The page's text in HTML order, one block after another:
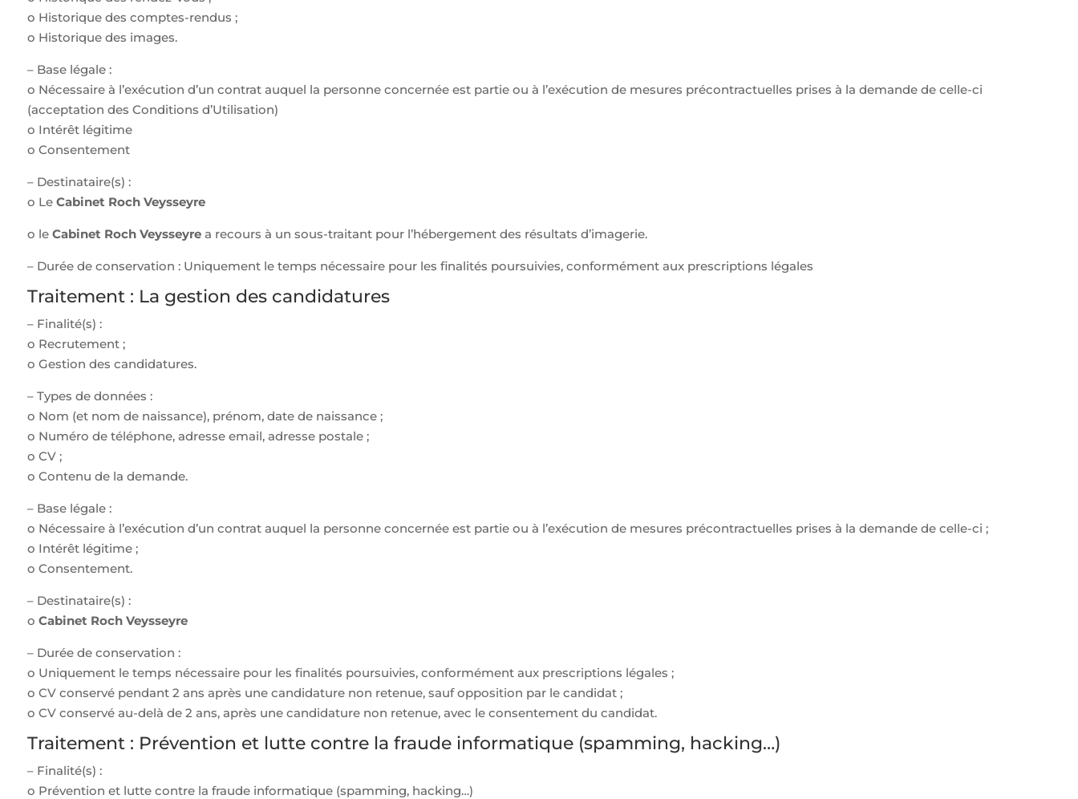
o Historique des comptes-rendus ;
o Historique des images.
– Base légale :
o Nécessaire à l’exécution d’un contrat auquel la personne concernée est partie ou à l’exécution de mesures précontractuelles prises à la demande de celle-ci
(acceptation des Conditions d’Utilisation)
o Intérêt légitime
o Consentement
– Destinataire(s) :
o Le Cabinet Roch Veysseyre
o le Cabinet Roch Veysseyrea recours à un sous-traitant pour l’hébergement des résultats d’imagerie.
– Durée de conservation : Uniquement le temps nécessaire pour les finalités poursuivies, conformément aux prescriptions légales
Traitement : La gestion des candidatures
– Finalité(s) :
o Recrutement ;
o Gestion des candidatures.
– Types de données :
o Nom (et nom de naissance), prénom, date de naissance ;
o Numéro de téléphone, adresse email, adresse postale ;
o CV ;
o Contenu de la demande.
– Base légale :
o Nécessaire à l’exécution d’un contrat auquel la personne concernée est partie ou à l’exécution de mesures précontractuelles prises à la demande de celle-ci ;
o Intérêt légitime ;
o Consentement.
– Destinataire(s) :
o Cabinet Roch Veysseyre
– Durée de conservation :
o Uniquement le temps nécessaire pour les finalités poursuivies, conformément aux prescriptions légales ;
o CV conservé pendant 2 ans après une candidature non retenue, sauf opposition par le candidat ;
o CV conservé au-delà de 2 ans, après une candidature non retenue, avec le consentement du candidat.
Traitement : Prévention et lutte contre la fraude informatique (spamming, hacking…)
– Finalité(s) :
o Prévention et lutte contre la fraude informatique (spamming, hacking…)